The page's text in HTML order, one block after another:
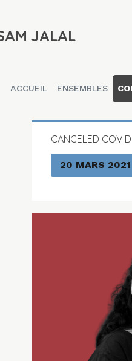
JALAL
ACCUEIL ENSEMBLES
CANCELED COVID
20 MARS 2021